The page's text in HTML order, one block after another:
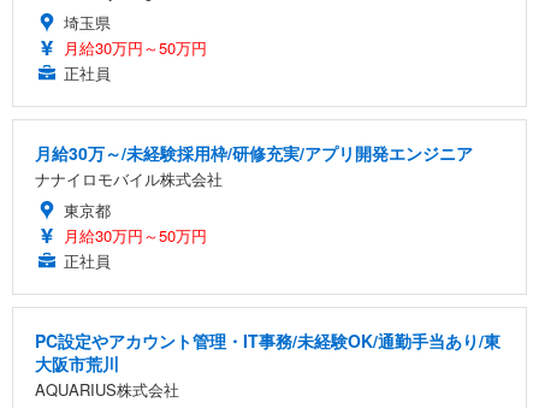
埼玉県
月給30万円～50万円
正社員
月給30万～/未経験採用枠/研修充実/アプリ開発エンジニア
ナナイロモバイル株式会社
東京都
月給30万円～50万円
正社員
PC設定やアカウント管理・IT事務/未経験OK/通勤手当あり/東
大阪市荒川
AQUARIUS株式会社